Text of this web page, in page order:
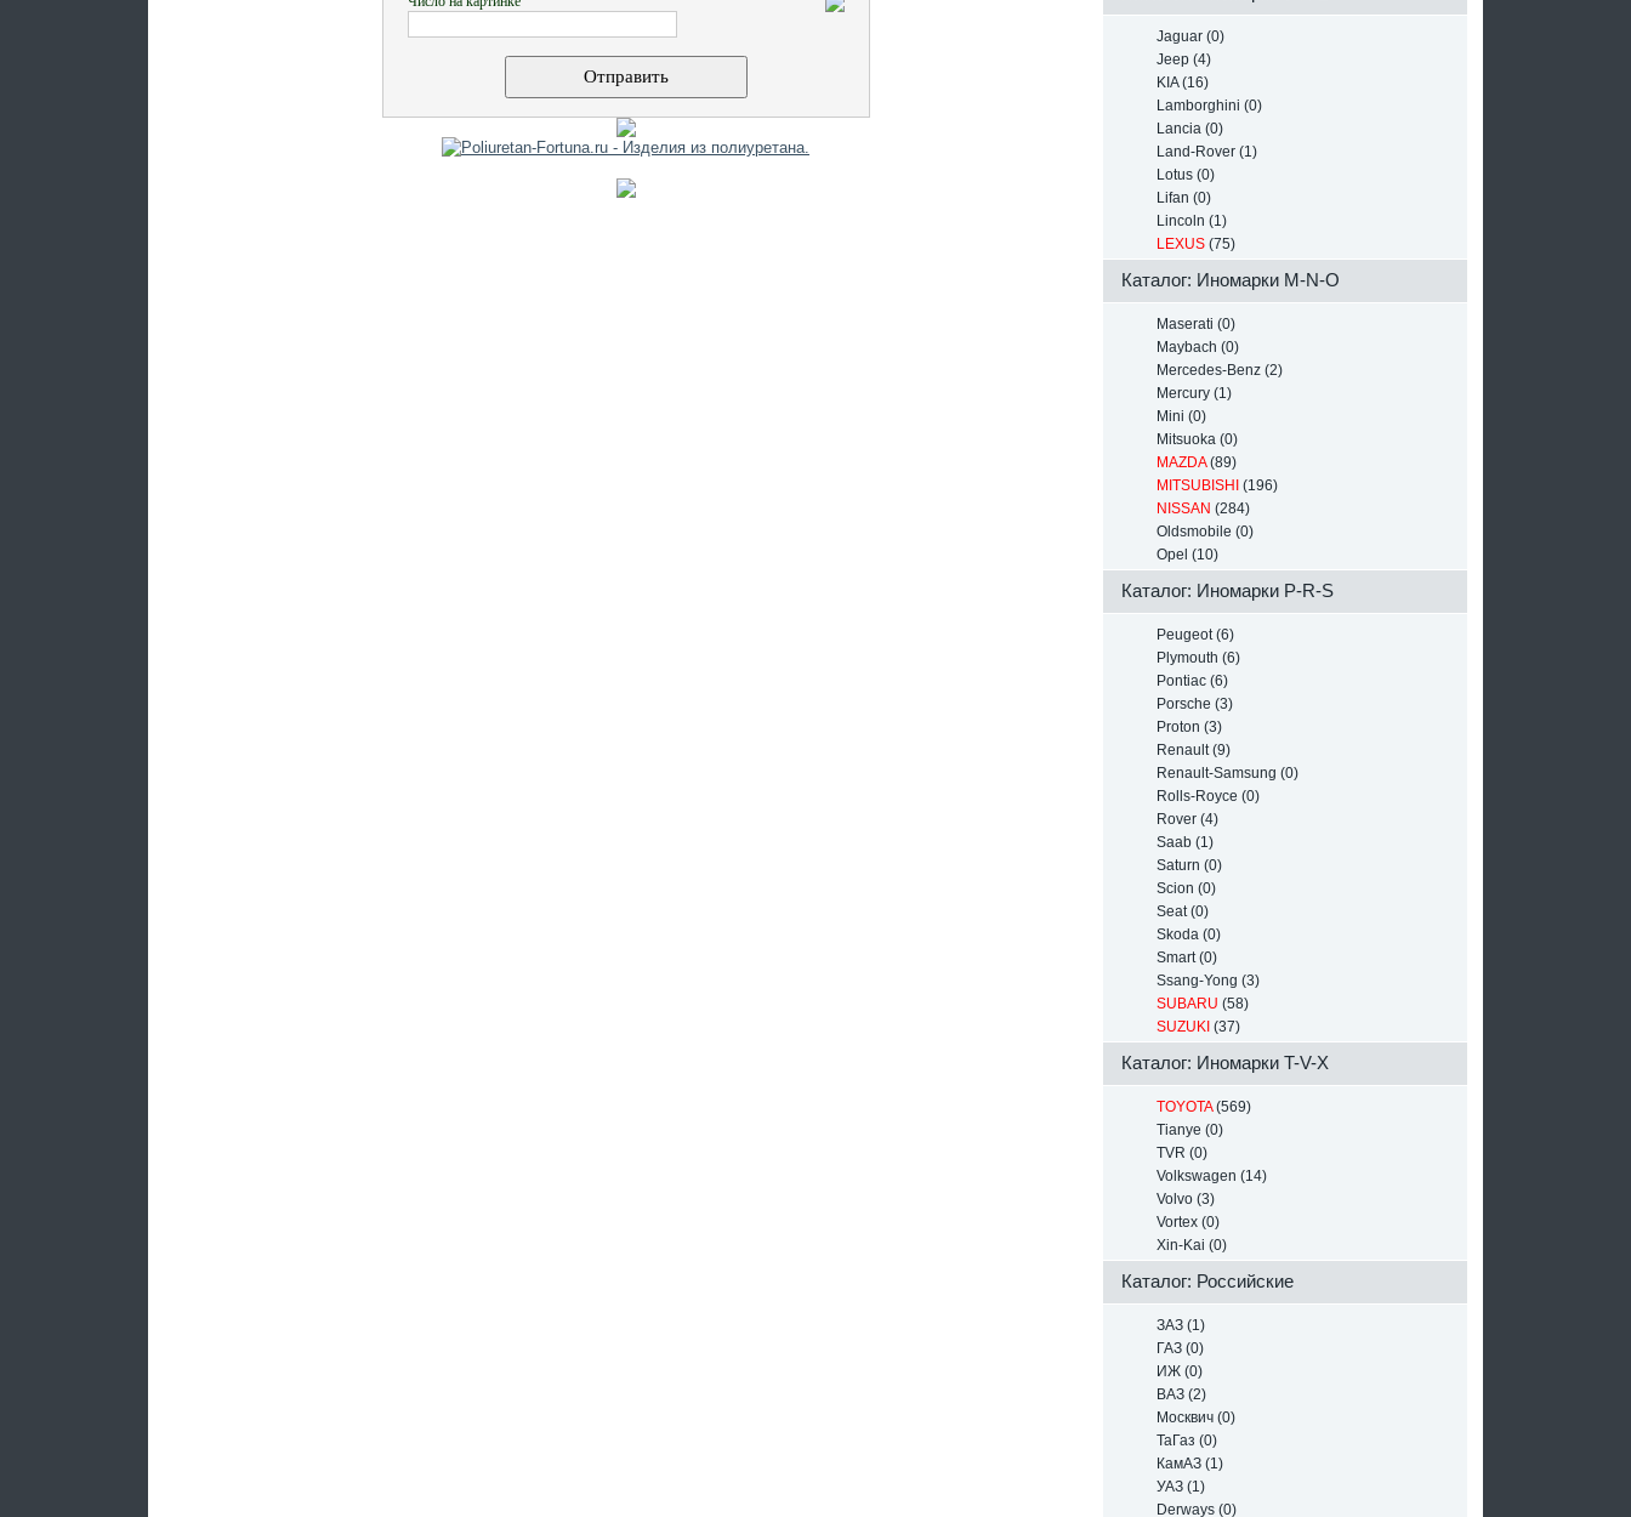
Jaguar (0)
Jeep (4)
KIA (16)
Lamborghini (0)
Lancia (0)
Land-Rover (1)
Lotus (0)
Lifan (0)
Lincoln (1)
LEXUS (75)
Каталог: Иномарки M-N-O
Maserati (0)
Maybach (0)
Mercedes-Benz (2)
Mercury (1)
Mini (0)
Mitsuoka (0)
MAZDA(89)
MITSUBISHI (196)
NISSAN (284)
Oldsmobile (0)
Opel (10)
Каталог: Иномарки P-R-S
Peugeot (6)
Plymouth (6)
Pontiac (6)
Porsche (3)
Proton (3)
Renault (9)
Renault-Samsung (0)
Rolls-Royce (0)
Rover (4)
Saab (1)
Saturn (0)
Scion (0)
Seat (0)
Skoda (0)
Smart (0)
Ssang-Yong (3)
SUBARU (58)
SUZUKI (37)
Каталог: Иномарки T-V-X
TOYOTA(569)
Tianye (0)
TVR (0)
Volkswagen (14)
Volvo (3)
Vortex (0)
Xin-Kai (0)
Каталог: Российские
ЗАЗ (1)
ГАЗ (0)
ИЖ (0)
ВАЗ (2)
Москвич (0)
ТаГаз (0)
КамАЗ (1)
УАЗ (1)
Derways (0)